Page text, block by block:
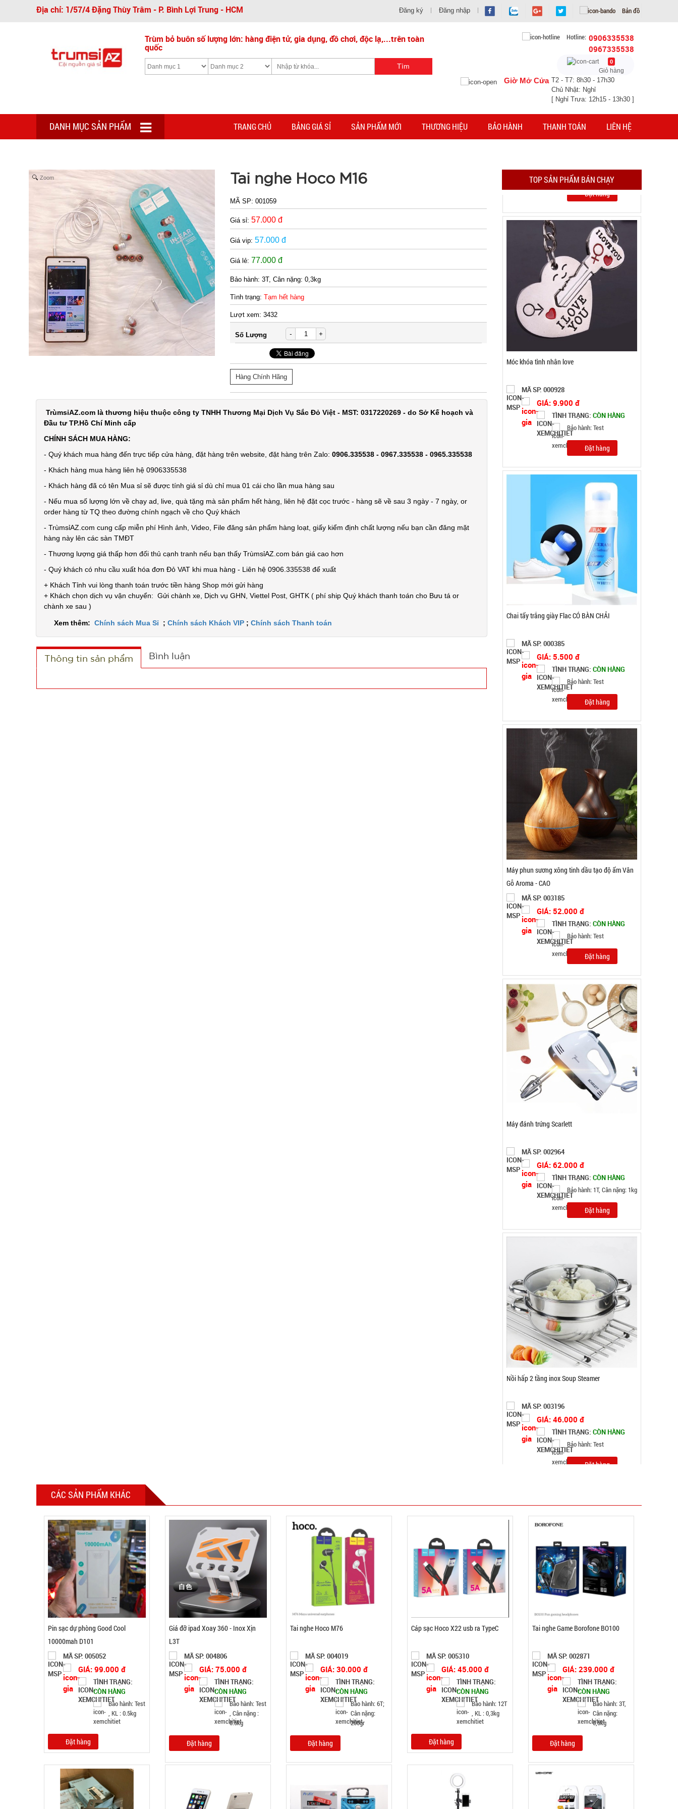
Địa chỉ: 1/57/4 Đặng Thùy Trâm - P. Bình Lợi Trung - HCM Bản đồ
Đăng ký Đăng nhập
Trùm bỏ buôn số lượng lớn: hàng điện tử, gia dụng, đồ chơi, độc lạ,...trên toàn
quốc
Hotline: 0906335538
0967335538
0
Giỏ hàng
Giờ Mở Cửa T2 - T7: 8h30 - 17h30
Chủ Nhật: Nghỉ
[ Nghỉ Trưa: 12h15 - 13h30 ]
DANH MỤC SẢN PHẨM TRANG CHỦ BẢNG GIÁ SỈ SẢN PHẨM MỚI THƯƠNG HIỆU BẢO HÀNH THANH TOÁN LIÊN HỆ
Zoom Tai nghe Hoco M16
MÃ SP:001059
Giá sỉ:57.000 đ
Giá vip:57.000 đ
Giá lẻ: 77.000 đ
Bảo hành:3T, Cân nặng: 0,3kg
Tình trạng:Tạm hết hàng
Lượt xem:3432
Số Lượng - +
Hàng Chính Hãng
TrùmsỉAZ.com là thương hiệu thuộc công ty TNHH Thương Mại Dịch Vụ Sắc Đỏ Việt - MST: 0317220269 - do Sở Kế hoạch và
Đầu tư TP.Hồ Chí Minh cấp
CHÍNH SÁCH MUA HÀNG:
- Quý khách mua hàng đến trực tiếp cửa hàng, đặt hàng trên website, đặt hàng trên Zalo: 0906.335538 - 0967.335538 - 0965.335538
- Khách hàng mua hàng liên hệ 0906335538
- Khách hàng đã có tên Mua sỉ sẽ được tính giá sỉ dù chỉ mua 01 cái cho lần mua hàng sau
- Nếu mua số lượng lớn về chạy ad, live, quà tặng mà sản phẩm hết hàng, liên hệ đặt cọc trước - hàng sẽ về sau 3 ngày - 7 ngày, or
order hàng từ TQ theo đường chính ngạch về cho Quý khách
- TrùmsỉAZ.com cung cấp miễn phí Hình ảnh, Video, File đăng sản phẩm hàng loạt, giấy kiểm định chất lượng nếu bạn cần đăng mặt
hàng này lên các sàn TMĐT
- Thương lượng giá thấp hơn đối thủ cạnh tranh nếu bạn thấy TrùmsỉAZ.com bán giá cao hơn
- Quý khách có nhu cầu xuất hóa đơn Đỏ VAT khi mua hàng - Liên hệ 0906.335538 để xuất
+ Khách Tỉnh vui lòng thanh toán trước tiền hàng Shop mới gửi hàng
+ Khách chọn dịch vụ vận chuyển: Gửi chành xe, Dịch vụ GHN, Viettel Post, GHTK ( phí ship Quý khách thanh toán cho Bưu tá or
chành xe sau )
Xem thêm: Chính sách Mua Sỉ ; Chính sách Khách VIP ; Chính sách Thanh toán
Thông tin sản phẩm Bình luận
TOP SẢN PHẨM BÁN CHẠY
MÃ SP: 000928
Bảo hành: Test
Đặt hàng
Chai tẩy trắng giày Flac CÓ BÀN CHẢI
MÃ SP: 000385
GIÁ: 5.500 đ
TÌNH TRẠNG: CÒN HÀNG
Bảo hành: Test
Đặt hàng
Máy phun sương xông tinh dầu tạo độ ẩm Vân
MÃ SP: 003185
GIÁ: 52.000 đ
TÌNH TRẠNG: CÒN HÀNG
Bảo hành: Test
Đặt hàng
Máy đánh trứng Scarlett
MÃ SP: 002964
GIÁ: 62.000 đ
TÌNH TRẠNG: CÒN HÀNG
Bảo hành: 1T, Cân nặng: 1kg
Đặt hàng
Nồi hấp 2 tầng inox Soup Steamer
MÃ SP: 003196
GIÁ: 46.000 đ
TÌNH TRẠNG: CÒN HÀNG
Bảo hành: Test
Đặt hàng
Chiếu tấm bạc Ngủ du lịch văn phòng ( T50, full
MÃ SP: 002369
GIÁ: 25.000 đ
TÌNH TRẠNG: CÒN HÀNG
Bảo hành: Test
MÃ SP: 004022
GIÁ: 22.900 đ
TÌNH TRẠNG:CÒN HÀNG
Bảo hành: 1T 1kg
Đặt hàng
CÁC SẢN PHẨM KHÁC
Pin sạc dự phòng Good Cool
10000mah D101
MÃ SP: 005052
GIÁ: 99.000 đ
TÌNH TRẠNG:
CÒN HÀNG
Bảo hành: Test
, KL : 0.5kg
Đặt hàng
Giá đỡ ipad Xoay 360 - Inox Xịn
L3T
MÃ SP: 004806
GIÁ: 75.000 đ
TÌNH TRẠNG:
CÒN HÀNG
Bảo hành: Test
, Cân nặng :
0.5kg
Đặt hàng
Tai nghe Hoco M76
MÃ SP: 004019
GIÁ: 30.000 đ
TÌNH TRẠNG:
CÒN HÀNG
Bảo hành: 6T;
Cân nặng:
200gr
Đặt hàng
Cáp sạc Hoco X22 usb ra TypeC
MÃ SP: 005310
GIÁ: 45.000 đ
TÌNH TRẠNG:
CÒN HÀNG
Bảo hành: 12T
, KL : 0,3kg
Đặt hàng
Tai nghe Game Borofone BO100
MÃ SP: 002871
GIÁ: 239.000 đ
TÌNH TRẠNG:
CÒN HÀNG
Bảo hành: 3T,
Cân nặng:
0,5kg
Đặt hàng